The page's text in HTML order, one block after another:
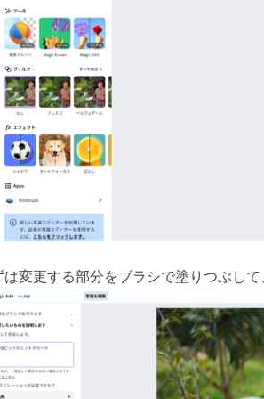
は変更する部分をブラシで塗りつぶして